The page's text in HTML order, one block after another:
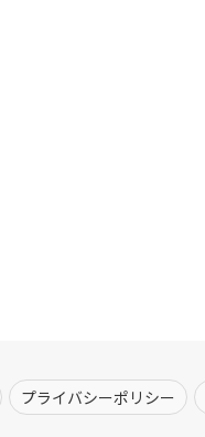
プライバシーポリシー